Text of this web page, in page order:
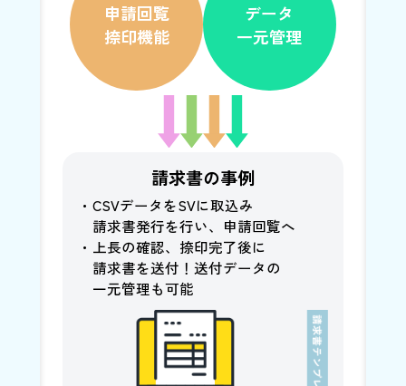
申請回覧
捺印機能
データ
一元管理
請求書の事例
・ CSVデータをSVに取込み
請求書発行を行い、申請回覧へ
・ 上長の確認、捺印完了後に
請求書を送付！送付データの
一元管理も可能